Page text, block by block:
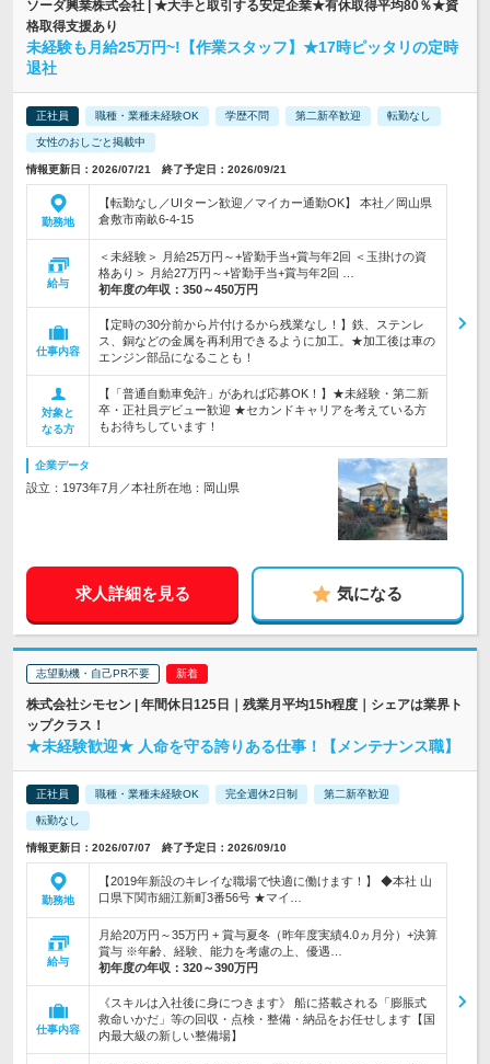
ソーダ興業株式会社 | ★大手と取引する安定企業★有休取得平均80％★資
格取得支援あり
未経験も月給25万円~!【作業スタッフ】★17時ピッタリの定時
退社
正社員 職種・業種未経験OK 学歴不問 第二新卒歓迎 転勤なし
女性のおしごと掲載中
情報更新日：2026/07/21 終了予定日：2026/09/21
勤務地
【転勤なし／UIターン歓迎／マイカー通勤OK】 本社／岡山県
倉敷市南畝6-4-15
給与
＜未経験＞ 月給25万円～+皆勤手当+賞与年2回 ＜玉掛けの資
格あり＞ 月給27万円～+皆勤手当+賞与年2回 …
初年度の年収： 350～450万円
仕事内容
【定時の30分前から片付けるから残業なし！】鉄、ステンレ
ス、銅などの金属を再利用できるように加工。★加工後は車の
エンジン部品になることも！
対象と
なる方
【「普通自動車免許」があれば応募OK！】★未経験・第二新
卒・正社員デビュー歓迎 ★セカンドキャリアを考えている方
もお待ちしています！
企業データ
設立：1973年7月／本社所在地：岡山県
求人詳細を見る 気になる
志望動機・自己PR不要
株式会社シモセン | 年間休日125日｜残業月平均15h程度｜シェアは業界ト
ップクラス！
★未経験歓迎★ 人命を守る誇りある仕事！【メンテナンス職】
正社員 職種・業種未経験OK 完全週休2日制 第二新卒歓迎
転勤なし
情報更新日：2026/07/07 終了予定日：2026/09/10
勤務地
【2019年新設のキレイな職場で快適に働けます！】 ◆本社 山
口県下関市細江新町3番56号 ★マイ…
給与
月給20万円～35万円 + 賞与夏冬（昨年度実績4.0ヵ月分）+決算
賞与 ※年齢、経験、能力を考慮の上、優遇…
初年度の年収： 320～390万円
仕事内容
《スキルは入社後に身につきます》 船に搭載される「膨脹式
救命いかだ」等の回収・点検・整備・納品をお任せします【国
内最大級の新しい整備場】